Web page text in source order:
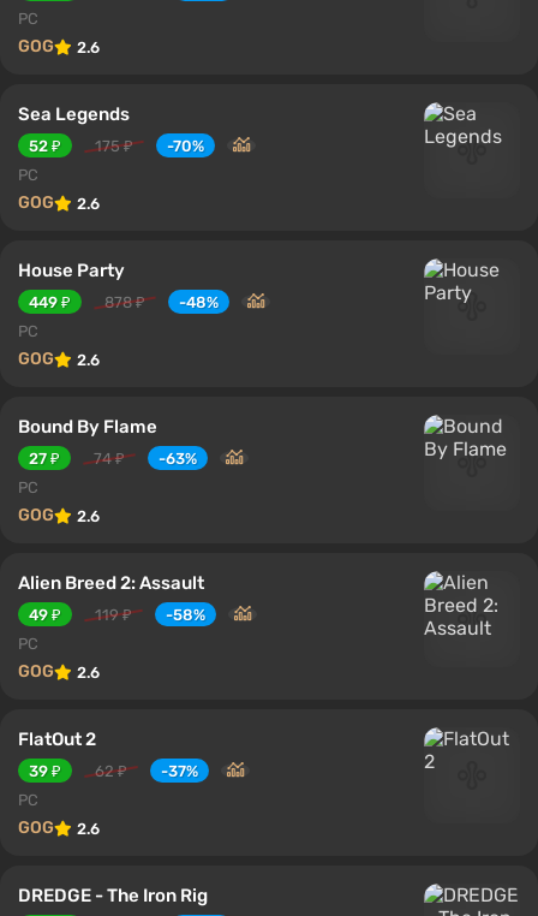
PC
GOG 2.6
Sea Legends
52 ₽ 175 ₽
-70%
PC
GOG 2.6
House Party
449 ₽ 878 ₽
-48%
PC
GOG 2.6
Bound By Flame
27 ₽ 74 ₽
-63%
PC
GOG 2.6
Alien Breed 2: Assault
49 ₽ 119 ₽
-58%
PC
GOG 2.6
FlatOut 2
39 ₽ 62 ₽
-37%
PC
GOG 2.6
DREDGE - The Iron Rig